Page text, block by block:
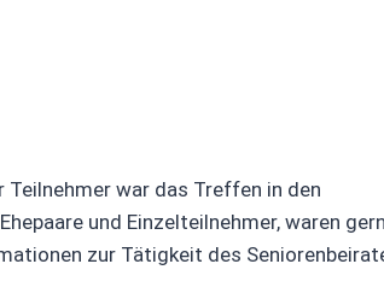
war das Treffen in den
und Einzelteilnehmer, waren
zur Tätigkeit des